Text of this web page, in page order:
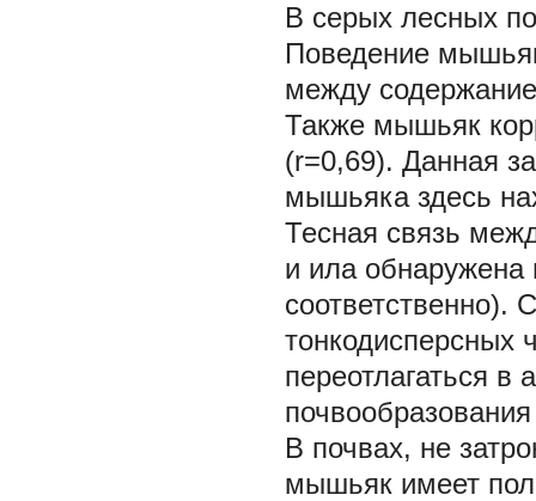
В серых лесных
Поведение
между
Также мышьяк
(r=0,69). Данная
мышьяка здесь
Тесная связь
и ила
соответственно).
тонкодисперсных
переотлагаться
В почвах, не
мышьяк имеет